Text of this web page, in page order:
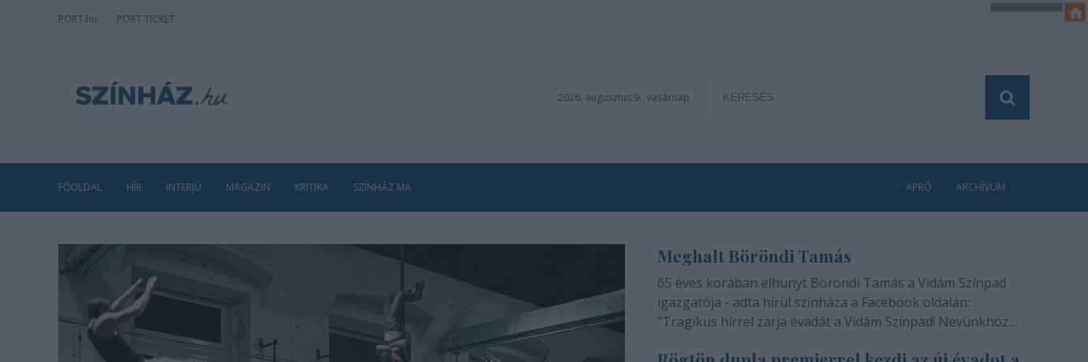
PORT.hu PORT TICKET
2026. augusztus 9., vasárnap
FŐOLDAL HÍR INTERJÚ MAGAZIN KRITIKA SZÍNHÁZ MA APRÓ ARCHÍVUM
Meghalt Böröndi Tamás
65 éves korában elhunyt Böröndi Tamás a Vidám Színpad
igazgatója - adta hírül színháza a Facebook oldalán:
"Tragikus hírrel zárja évadát a Vidám Színpad! Nevünkhöz